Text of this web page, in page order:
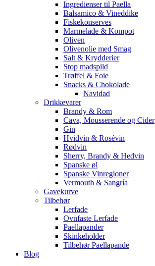
Ingredienser til Paella
Balsamico & Vineddike
Fiskekonserves
Marmelade & Kompot
Oliven
Olivenolie med Smag
Salt & Krydderier
Stop madspild
Trøffel & Foie
Snacks & Chokolade
Navidad
Drikkevarer
Brandy & Rom
Cava, Mousserende og Cider
Gin
Hvidvin & Rosévin
Rødvin
Sherry, Brandy & Hedvin
Spanske øl
Spanske Vinregioner
Vermouth & Sangría
Gavekurve
Tilbehør
Lerfade
Ovnfaste Lerfade
Paellapander
Skinkeholder
Tilbehør Paellapande
Blog